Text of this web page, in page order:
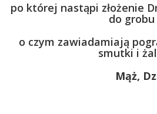
po której nastąpi złożenie
do grobu
o czym zawiadamiają
smutki i
Mąż,